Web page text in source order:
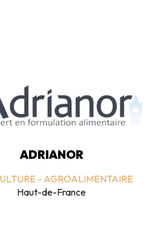
ADRIANOR
- AGROALIMENTAIRE
Haut-de-France